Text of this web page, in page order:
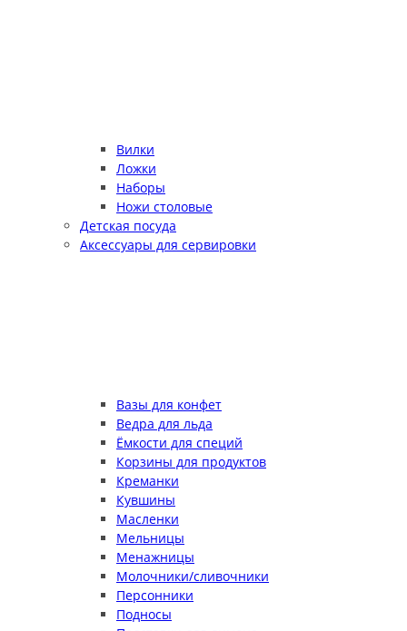
Вилки
Ложки
Наборы
Ножи столовые
Детская посуда
Аксессуары для сервировки
Вазы для конфет
Ведра для льда
Ёмкости для специй
Корзины для продуктов
Креманки
Кувшины
Масленки
Мельницы
Менажницы
Молочники/сливочники
Персонники
Подносы